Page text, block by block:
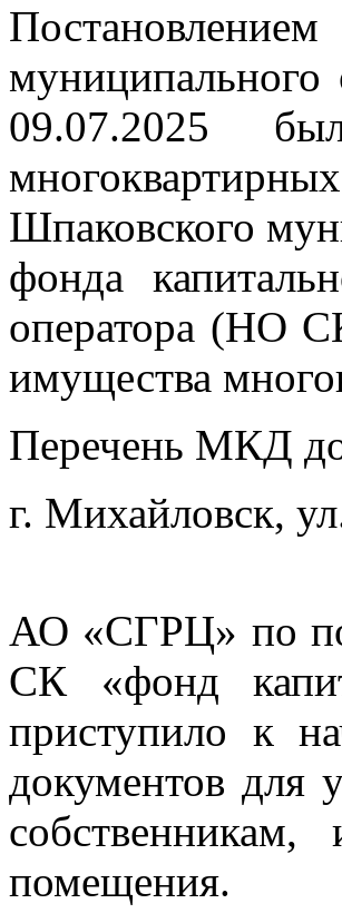
муниципального
09.07.2025
Шпаковского
фонда
оператора (НО
имущества
Перечень МКД
г. Михайловск,
АО «СГРЦ» по
СК «фонд
приступило к
документов для
помещения.